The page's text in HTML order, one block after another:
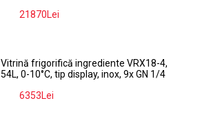
21870Lei
Vitrină frigorifică ingrediente VRX18-4,
54L, 0-10°C, tip display, inox, 9x GN 1/4
6353Lei